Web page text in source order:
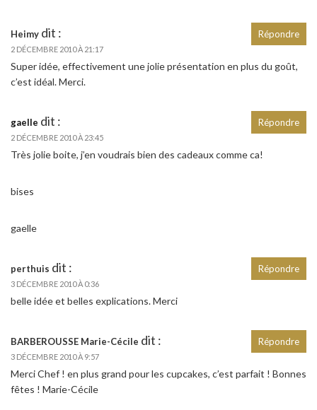
Heimy dit :
2 DÉCEMBRE 2010 À 21:17
Super idée, effectivement une jolie présentation en plus du goût,
c’est idéal. Merci.
Répondre
gaelle dit :
2 DÉCEMBRE 2010 À 23:45
Très jolie boite, j’en voudrais bien des cadeaux comme ca!
bises
gaelle
Répondre
perthuis dit :
3 DÉCEMBRE 2010 À 0:36
belle idée et belles explications. Merci
Répondre
BARBEROUSSE Marie-Cécile dit :
3 DÉCEMBRE 2010 À 9:57
Merci Chef ! en plus grand pour les cupcakes, c’est parfait ! Bonnes
fêtes ! Marie-Cécile
Répondre